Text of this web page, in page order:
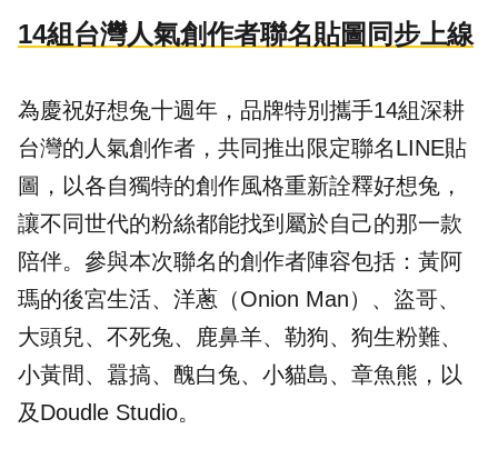
14組台灣人氣創作者聯名貼圖同步上線
為慶祝好想兔十週年，品牌特別攜手14組深耕
台灣的人氣創作者，共同推出限定聯名LINE貼
圖，以各自獨特的創作風格重新詮釋好想兔，
讓不同世代的粉絲都能找到屬於自己的那一款
陪伴。參與本次聯名的創作者陣容包括：黃阿
瑪的後宮生活、洋蔥（Onion Man）、盜哥、
大頭兒、不死兔、鹿鼻羊、勒狗、狗生粉難、
小黃間、囂搞、醜白兔、小貓島、章魚熊，以
及Doudle Studio。